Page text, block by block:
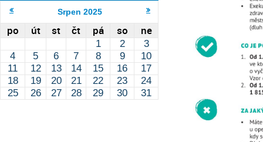
Srpen 2025
po út st čt pá so ne
1 2
3
4
5 6 7 8 9
10
11
12 13 14 15 16
17
18
19 20 21 22 23
24
25
26 27 28 29 30 31